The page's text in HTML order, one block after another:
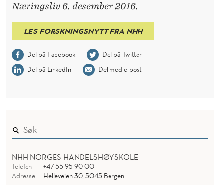
Næringsliv 6. desember 2016.
LES FORSKNINGSNYTT FRA NHH
Del på Facebook
Del på Twitter
Del på LinkedIn
Del med e-post
NHH NORGES HANDELSHØYSKOLE
Telefon
+47 55 95 90 00
Adresse
Helleveien 30, 5045 Bergen